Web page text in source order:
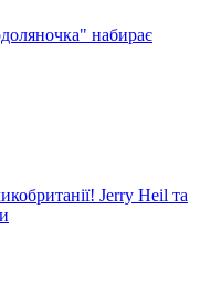
набирає
Jerry Heil та